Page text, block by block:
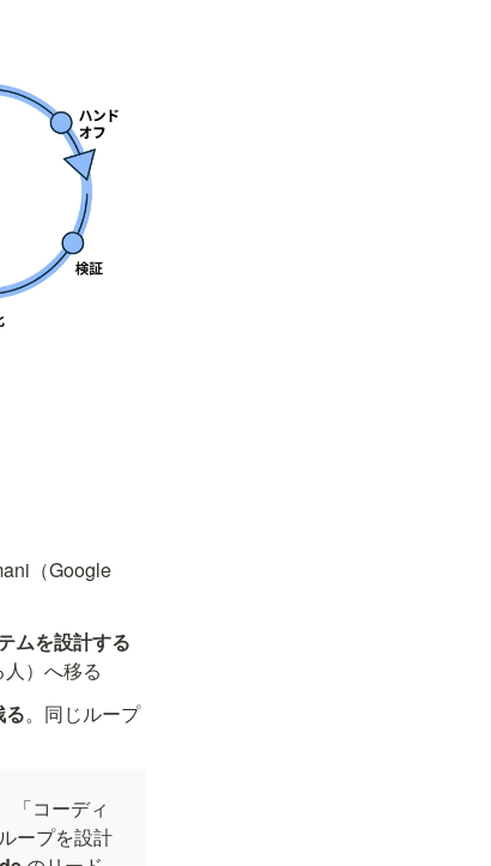
（Google
ムを設計する
）へ移る
。同じループ
「コーディ
ープを設計